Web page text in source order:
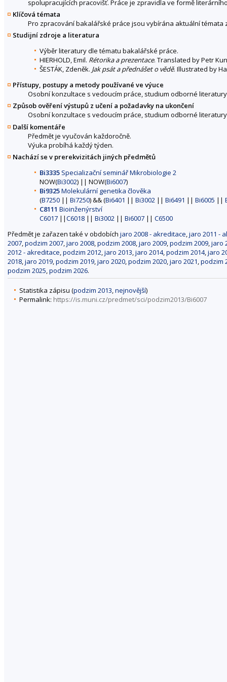
spolupracujících pracovišť. Práce je zpravidla ve formě
Klíčová témata
Pro zpracování bakalářské práce jsou vybírána aktuální
Studijní zdroje a literatura
Výběr literatury dle tématu bakalářské práce.
HIERHOLD, Emil. Rétorika a prezentace. Translated by Petr
ŠESTÁK, Zdeněk. Jak psát a přednášet o vědě. Illustrated by
Přístupy, postupy a metody používané ve výuce
Osobní konzultace s vedoucím práce, studium odborné
Způsob ověření výstupů z učení a požadavky na ukončení
Osobní konzultace s vedoucím práce, studium odborné
Další komentáře
Předmět je vyučován každoročně.
Výuka probíhá každý týden.
Nachází se v prerekvizitách jiných předmětů
Bi3335 Specializační seminář Mikrobiologie 2
NOW(Bi3002) || NOW(Bi6007)
Bi9325Molekulární genetika člověka
(B7250 || Bi7250) && (Bi6401 || Bi3002 || Bi6491 || Bi6005 ||
C8111 Bioinženýrství
C6017 ||C6018 || Bi3002 || Bi6007 || C6500
Předmět je zařazen také v obdobích jaro 2008 - akreditace,jaro 2011 -
2007,podzim 2007,jaro 2008,podzim 2008,jaro 2009,podzim 2009,jaro
2012 - akreditace,podzim 2012,jaro 2013,jaro 2014,podzim 2014,jaro
2018,jaro 2019,podzim 2019,jaro 2020,podzim 2020,jaro 2021,podzim
podzim 2025,podzim 2026.
Statistika zápisu (podzim 2013,nejnovější)
Permalink: https://is.muni.cz/predmet/sci/podzim2013/Bi6007